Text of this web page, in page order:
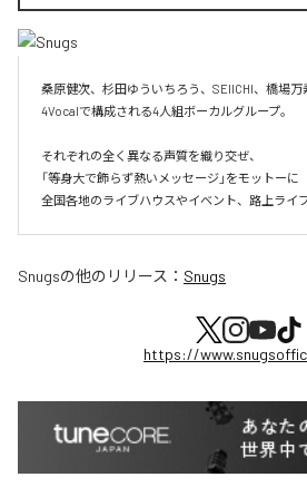
桑原健次、杉田ゆういちろう、SEIICHI、橋場万
4Vocalで構成される4人組ボーカルグループ。
それぞれの全く異なる声質を織り交ぜ、
「等身大で飾らず熱いメッセージ」をモットーに
全国各地のライブハウスやイベント、路上ライ
Snugsの他のリリース： Snugs
https://